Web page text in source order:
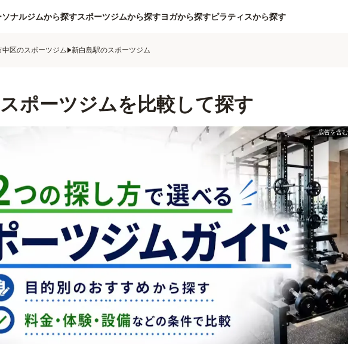
ナルジムから探すスポーツジムから探すヨガから探すピラティスから探す
中区のスポーツジム 新白島駅のスポーツジム
ポーツジムを比較して探す